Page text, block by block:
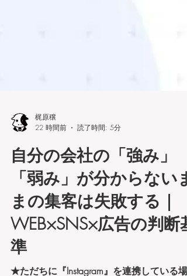
22 時間前
読了時間: 5分
自分の会社の「強み」
「弱み」が分からないま
まの集客は失敗する｜
WEB×SNS×広告の判断基
準